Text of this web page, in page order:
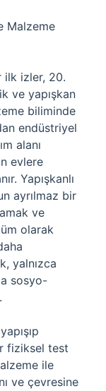
Malzeme
ilk izler, 20.
ve yapışkan
biliminde
endüstriyel
alanı
evlere
Yapışkanlı
ayrılmaz bir
ve
olarak
yalnızca
sosyo-
fiziksel test
ile
ve çevresine